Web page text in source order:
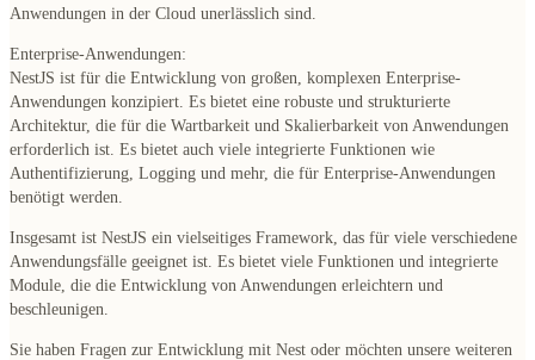
Anwendungen in der Cloud unerlässlich sind.
Enterprise-Anwendungen:
NestJS ist für die Entwicklung von großen, komplexen Enterprise-
Anwendungen konzipiert. Es bietet eine robuste und strukturierte
Architektur, die für die Wartbarkeit und Skalierbarkeit von Anwendungen
erforderlich ist. Es bietet auch viele integrierte Funktionen wie
Authentifizierung, Logging und mehr, die für Enterprise-Anwendungen
benötigt werden.
Insgesamt ist NestJS ein vielseitiges Framework, das für viele verschiedene
Anwendungsfälle geeignet ist. Es bietet viele Funktionen und integrierte
Module, die die Entwicklung von Anwendungen erleichtern und
beschleunigen.
Sie haben Fragen zur Entwicklung mit Nest oder möchten unsere weiteren